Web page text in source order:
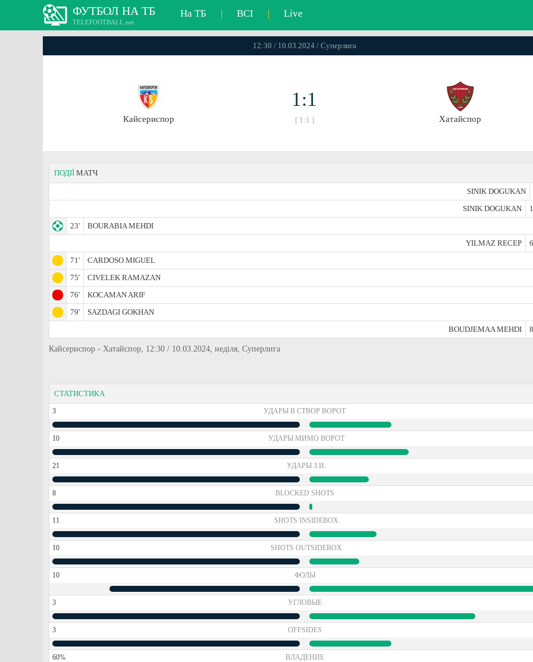
ФУТБОЛ НА ТБ
TELEFOOTBALL.net
На ТБ | ВСІ | Live
12:30 / 10.03.2024 / Суперлига
Кайсериспор
1:1
[ 1:1 ] Хатайспор
ПОДІЇ МАТЧ
SINIK DOGUKAN
SINIK DOGUKAN
23'
BOURABIA MEHDI
YILMAZ RECEP
71'
CARDOSO MIGUEL
75'
CIVELEK RAMAZAN
76'
KOCAMAN ARIF
79'
SAZDAGI GOKHAN
BOUDJEMAA MEHDI
Кайсериспор - Хатайспор, 12:30 / 10.03.2024, неділя, Суперлига
СТАТИСТИКА
3 УДАРЫ В СТВОР ВОРОТ
10 УДАРЫ МИМО ВОРОТ
21 УДАРЫ З.И.
8 BLOCKED SHOTS
11 SHOTS INSIDEBOX
10 SHOTS OUTSIDEBOX
10 ФОЛЫ
3 УГЛОВЫЕ
3 OFFSIDES
60% ВЛАДЕНИЕ